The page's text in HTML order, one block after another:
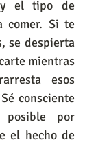
y el tipo de
comer. Si te
se despierta
mientras
esos
consciente
por
el hecho de